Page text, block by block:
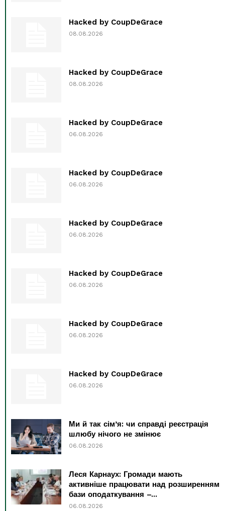
Hacked by CoupDeGrace
08.08.2026
Hacked by CoupDeGrace
08.08.2026
Hacked by CoupDeGrace
06.08.2026
Hacked by CoupDeGrace
06.08.2026
Hacked by CoupDeGrace
06.08.2026
Hacked by CoupDeGrace
06.08.2026
Hacked by CoupDeGrace
06.08.2026
Hacked by CoupDeGrace
06.08.2026
Ми й так сім’я: чи справді реєстрація
шлюбу нічого не змінює
06.08.2026
Леся Карнаух: Громади мають
активніше працювати над розширенням
бази оподаткування –...
06.08.2026